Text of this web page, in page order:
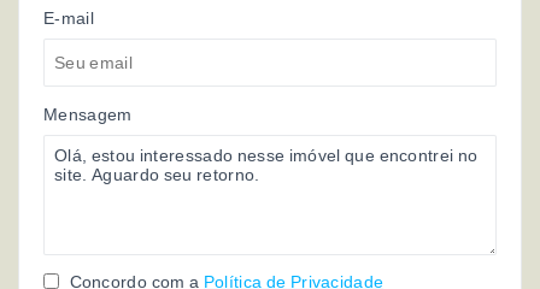
E-mail
Mensagem
Concordo com a Política de Privacidade